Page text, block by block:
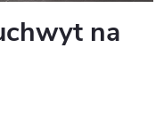
na